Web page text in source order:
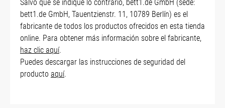
Salvo que se indique lo contrario, bett1.de GmbH (sede:
bett1.de GmbH, Tauentzienstr. 11, 10789 Berlín) es el
fabricante de todos los productos ofrecidos en esta tienda
online. Para obtener más información sobre el fabricante,
haz clic aquí.
Puedes descargar las instrucciones de seguridad del
producto aquí.